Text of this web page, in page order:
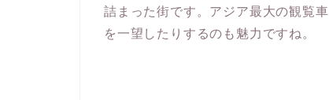
詰まった街です。アジア最大の観覧
を一望したりするのも魅力ですね。